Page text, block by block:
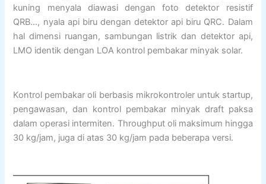
kuning menyala diawasi dengan foto detektor resistif
QRB…, nyala api biru dengan detektor api biru QRC. Dalam
hal dimensi ruangan, sambungan listrik dan detektor api,
LMO identik dengan LOA kontrol pembakar minyak solar.
Kontrol pembakar oli berbasis mikrokontroler untuk startup,
pengawasan, dan kontrol pembakar minyak draft paksa
dalam operasi intermiten. Throughput oli maksimum hingga
30 kg/jam, juga di atas 30 kg/jam pada beberapa versi.